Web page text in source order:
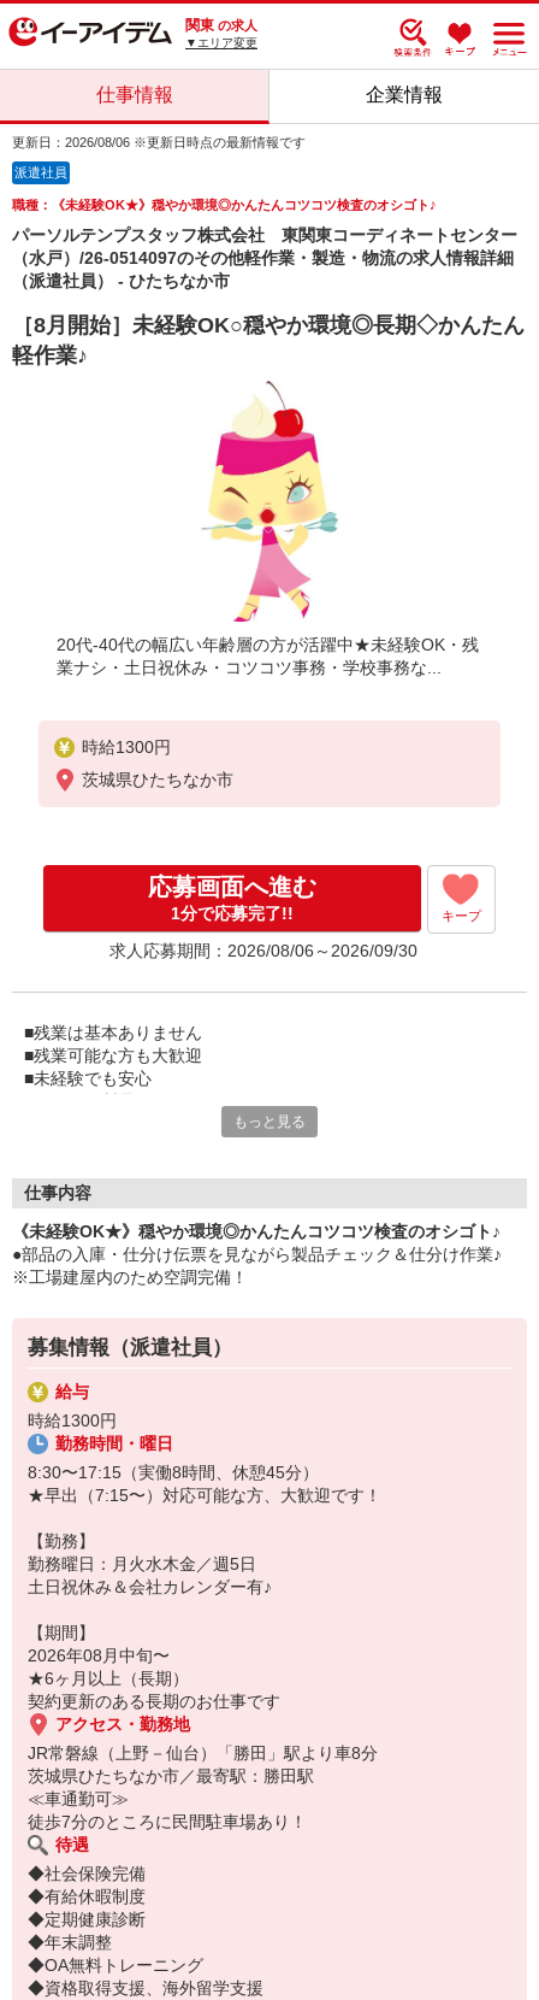
関東 の求人
▼エリア変更
仕事情報 企業情報
更新日：2026/08/06 ※更新日時点の最新情報です
派遣社員
職種：《未経験OK★》穏やか環境◎かんたんコツコツ検査のオシゴト♪
パーソルテンプスタッフ株式会社 東関東コーディネートセンター
（水戸）/26-0514097のその他軽作業・製造・物流の求人情報詳細
（派遣社員） - ひたちなか市
［8月開始］未経験OK○穏やか環境◎長期◇かんたん
軽作業♪
20代-40代の幅広い年齢層の方が活躍中★未経験OK・残
業ナシ・土日祝休み・コツコツ事務・学校事務な...
時給1300円
茨城県ひたちなか市
応募画面へ進む
1分で応募完了!! キープ
求人応募期間：2026/08/06～2026/09/30
■残業は基本ありません
■残業可能な方も大歓迎
■未経験でも安心
■電話や外部とのコミュニケーションはありません
もっと見る
仕事内容
《未経験OK★》穏やか環境◎かんたんコツコツ検査のオシゴト♪
●部品の入庫・仕分け伝票を見ながら製品チェック＆仕分け作業♪
※工場建屋内のため空調完備！
募集情報（派遣社員）
給与
時給1300円
勤務時間・曜日
8:30〜17:15（実働8時間、休憩45分）
★早出（7:15〜）対応可能な方、大歓迎です！
【勤務】
勤務曜日：月火水木金／週5日
土日祝休み＆会社カレンダー有♪
【期間】
2026年08月中旬〜
★6ヶ月以上（長期）
契約更新のある長期のお仕事です
アクセス・勤務地
JR常磐線（上野－仙台）「勝田」駅より車8分
茨城県ひたちなか市／最寄駅：勝田駅
≪車通勤可≫
徒歩7分のところに民間駐車場あり！
待遇
◆社会保険完備
◆有給休暇制度
◆定期健康診断
◆年末調整
◆OA無料トレーニング
◆資格取得支援、海外留学支援